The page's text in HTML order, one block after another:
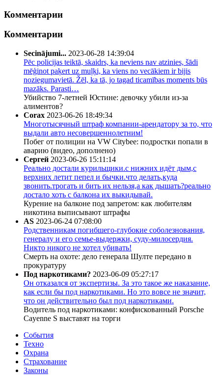
Комментарии
Комментарии
Secinājumi... 2023-06-28 14:39:04
Pēc policijas teiktā, skaidrs, ka neviens nav atzinies, šādi
mēģinot paķert uz muļķi, ka viens no vecākiem ir bijis
noziegumavietā. Žēl, ka tā, jo tagad ticamības moments būs
mazāks. Parasti…
Убийство 7-летней Юстине: девочку убили из-за
алиментов?
Corax 2023-06-26 18:49:34
Многотысячный штраф компании-арендатору за то, что
выдали авто несовершеннолетним!
Побег от полиции на VW Citybee: подростки попали в
аварию (видео, дополнено)
Сергей 2023-06-26 15:11:14
Реально достали курильщики.с нижних идёт дым,с
верхних летит пепел и бычки.что делать,куда
звонить.трогать и бить их нельзя,а как дышать?реально
достало хоть с балкона их выкидывай.
Курение на балконе под запретом: как любителям
никотина выписывают штрафы
AS 2023-06-24 07:08:00
Родственникам погибшего-глубокие соболезнования,
генералу и его семье-выдержки, суду-милосердия.
Никто никого не хотел убивать!
Смерть на охоте: дело генерала Шулте передано в
прокуратуру
Под наркотиками? 2023-06-09 05:27:17
Он отказался от экспертизы. За это такое же наказание,
как если бы под наркотиками. Но это вовсе не значит,
что он действительно был под наркотиками.
Водитель под наркотиками: конфискованный Porsche
Cayenne S выставят на торги
События
Техно
Охрана
Страхование
Законы